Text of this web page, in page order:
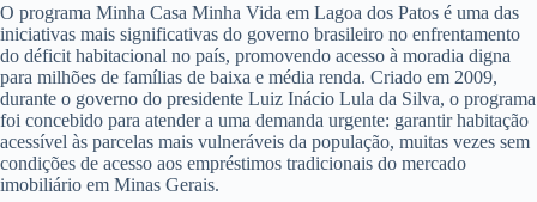
O programa Minha Casa Minha Vida em Lagoa dos Patos é uma das
iniciativas mais significativas do governo brasileiro no enfrentamento
do déficit habitacional no país, promovendo acesso à moradia digna
para milhões de famílias de baixa e média renda. Criado em 2009,
durante o governo do presidente Luiz Inácio Lula da Silva, o programa
foi concebido para atender a uma demanda urgente: garantir habitação
acessível às parcelas mais vulneráveis da população, muitas vezes sem
condições de acesso aos empréstimos tradicionais do mercado
imobiliário em Minas Gerais.